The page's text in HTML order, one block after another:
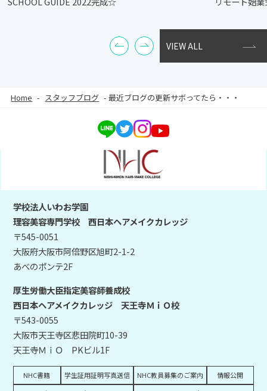
VIEW ALL
Home - スタッフブログ -最近ブログの更新サボってたら・・・
学校法人いわお学園
理容美容専門学校 西日本ヘアメイクカレッジ
〒545-0051
大阪府大阪市阿倍野区旭町2-1-2
あべのポンテ2F
厚生労働大臣指定美容師養成校
西日本ヘアメイクカレッジ 天王寺ＭｉＯ校
〒543-0055
大阪市天王寺区悲田院町10-39
天王寺ＭｉＯ PKビル1F
NHC書籍 学生証用証明写真送信 NHC教員募集のご案内
情報公開